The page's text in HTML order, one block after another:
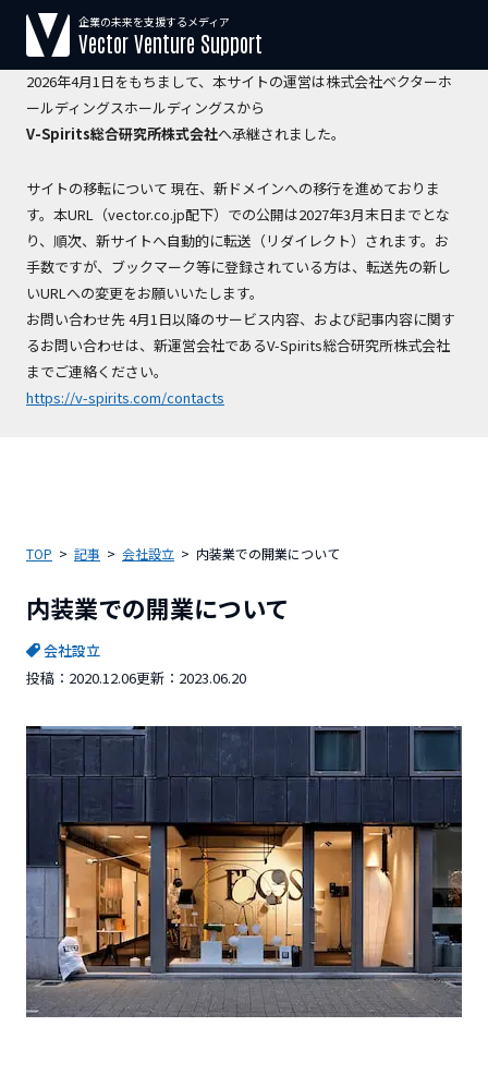
【運営会社変更のお知らせ】
2026年4月1日をもちまして、本サイトの運営は株式会社ベクターホ
ールディングスホールディングスから
V-Spirits総合研究所株式会社へ承継されました。
サイトの移転について 現在、新ドメインへの移行を進めておりま
す。本URL（vector.co.jp配下）での公開は2027年3月末日までとな
り、順次、新サイトへ自動的に転送（リダイレクト）されます。お
手数ですが、ブックマーク等に登録されている方は、転送先の新し
いURLへの変更をお願いいたします。
お問い合わせ先 4月1日以降のサービス内容、および記事内容に関す
るお問い合わせは、新運営会社であるV-Spirits総合研究所株式会社
までご連絡ください。
https://v-spirits.com/contacts
企業の未来を支援するメディア
Vector Venture Support
TOP 記事 会社設立 内装業での開業について
内装業での開業について
会社設立
投稿： 2020.12.06更新： 2023.06.20